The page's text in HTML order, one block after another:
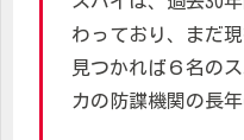
わっており、まだ
見つかれば６名の
カの防諜機関の長